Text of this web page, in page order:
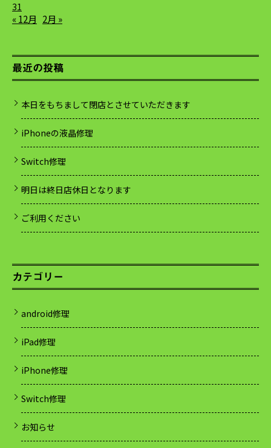
31
« 12月 2月 »
最近の投稿
本日をもちまして閉店とさせていただきます
iPhoneの液晶修理
Switch修理
明日は終日店休日となります
ご利用ください
カテゴリー
android修理
iPad修理
iPhone修理
Switch修理
お知らせ